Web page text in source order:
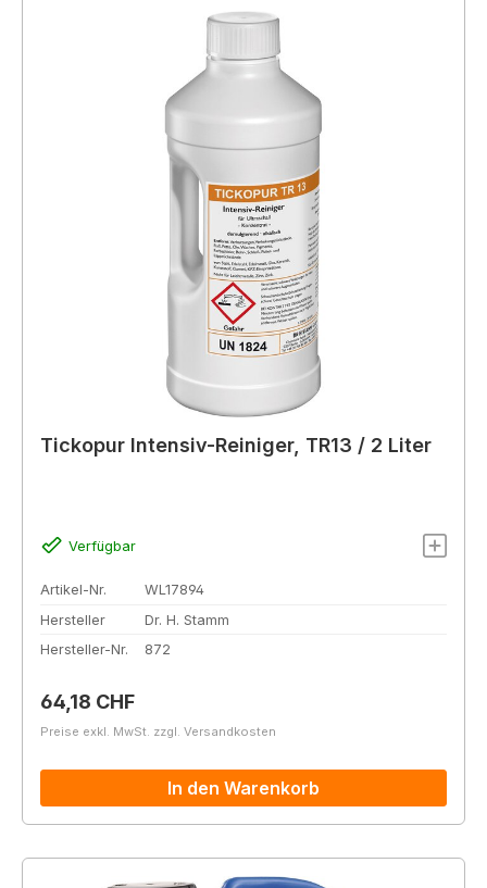
Tickopur Intensiv-Reiniger, TR13 / 2 Liter
Verfügbar
Artikel-Nr.
WL17894
Hersteller
Dr. H. Stamm
Hersteller-Nr.
872
Regulärer Preis:
64,18 CHF
Preise exkl. MwSt. zzgl. Versandkosten
In den Warenkorb